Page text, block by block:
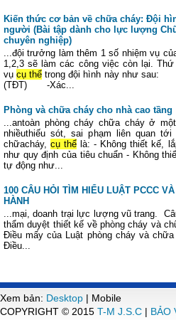
Kiến thức cơ bản về chữa cháy: Đội
người (Bài tập dành cho lực lượng
chuyên nghiệp)
...đội trưởng làm thêm 1 số nhiệm vụ
1,2,3 sẽ làm các công việc còn lại.
vụcụ thể trong đội hình này như sau:
(TĐT) -Xác...
Phòng và chữa cháy cho nhà cao tầng
...antoàn phòng cháy chữa cháy ở
nhiềuthiếu sót, sai phạm liên quan
chữacháy,cụ thể là: - Không thiết kế,
như quy định của tiêu chuẩn - Không
tự động như...
100 CÂU HỎI TÌM HIỂU LUẬT PCCC
HÀNH
...mại, doanh trại lực lượng vũ trang.
thẩm duyệt thiết kế về phòng cháy và
Điều mấy của Luật phòng cháy
Điều...
Xem bản: Desktop | Mobile
COPYRIGHT © 2015 T-M J.S.C | BẢO